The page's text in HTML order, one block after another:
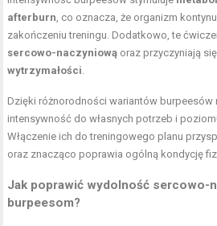
afterburn, co oznacza, że organizm
zakończeniu treningu. Dodatkowo, te
sercowo-naczyniową oraz przyczyniają
wytrzymałości.
Dzięki różnorodności wariantów
intensywność do własnych potrzeb i
Włączenie ich do treningowego planu
oraz znacząco poprawia ogólną kondycję
Jak poprawić wydolność sercowo-
burpeesom?